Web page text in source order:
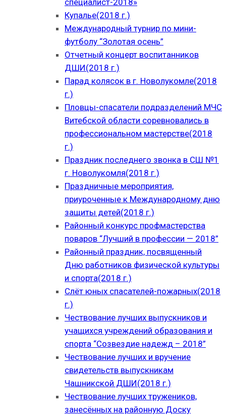
специалист-2018»
Купалье(2018 г.)
Международный турнир по мини-
футболу “Золотая осень”
Отчетный концерт воспитанников
ДШИ(2018 г.)
Парад колясок в г. Новолукомле(2018
г.)
Пловцы-спасатели подразделений МЧС
Витебской области соревновались в
профессиональном мастерстве(2018
г.)
Праздник последнего звонка в СШ №1
г. Новолукомля(2018 г.)
Праздничные мероприятия,
приуроченные к Международному дню
защиты детей(2018 г.)
Районный конкурс профмастерства
поваров “Лучший в профессии — 2018”
Районный праздник, посвященный
Дню работников физической культуры
и спорта(2018 г.)
Слёт юных спасателей-пожарных(2018
г.)
Чествование лучших выпускников и
учащихся учреждений образования и
спорта “Созвездие надежд – 2018”
Чествование лучших и вручение
свидетельств выпускникам
Чашникской ДШИ(2018 г.)
Чествование лучших тружеников,
занесённых на районную Доску